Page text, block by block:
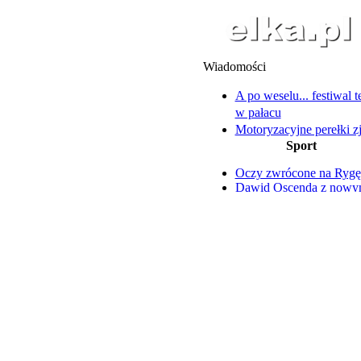
Wiadomości
A po weselu... festiwal
w pałacu
Motoryzacyjne perełki
decyzji
Sport
Oczy zwrócone na Rygę
Dawid Oscenda z